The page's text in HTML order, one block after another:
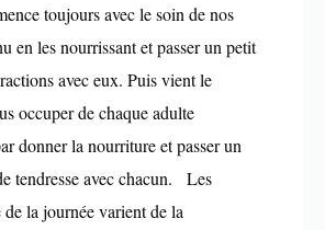
toujours avec le soin de nos
en les nourrissant et passer un petit
avec eux. Puis vient le
occuper de chaque adulte
donner la nourriture et passer un
tendresse avec chacun. Les
de la journée varient de la